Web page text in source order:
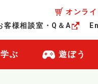
オンラ
客様相談室・Q＆A
ぶ 遊ぼう